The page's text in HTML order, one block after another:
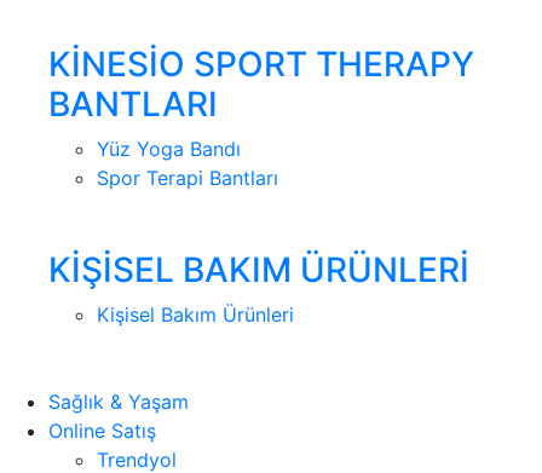
KİNESİO SPORT THERAPY
BANTLARI
Yüz Yoga Bandı
Spor Terapi Bantları
KİŞİSEL BAKIM ÜRÜNLERİ
Kişisel Bakım Ürünleri
Sağlık & Yaşam
Online Satış
Trendyol